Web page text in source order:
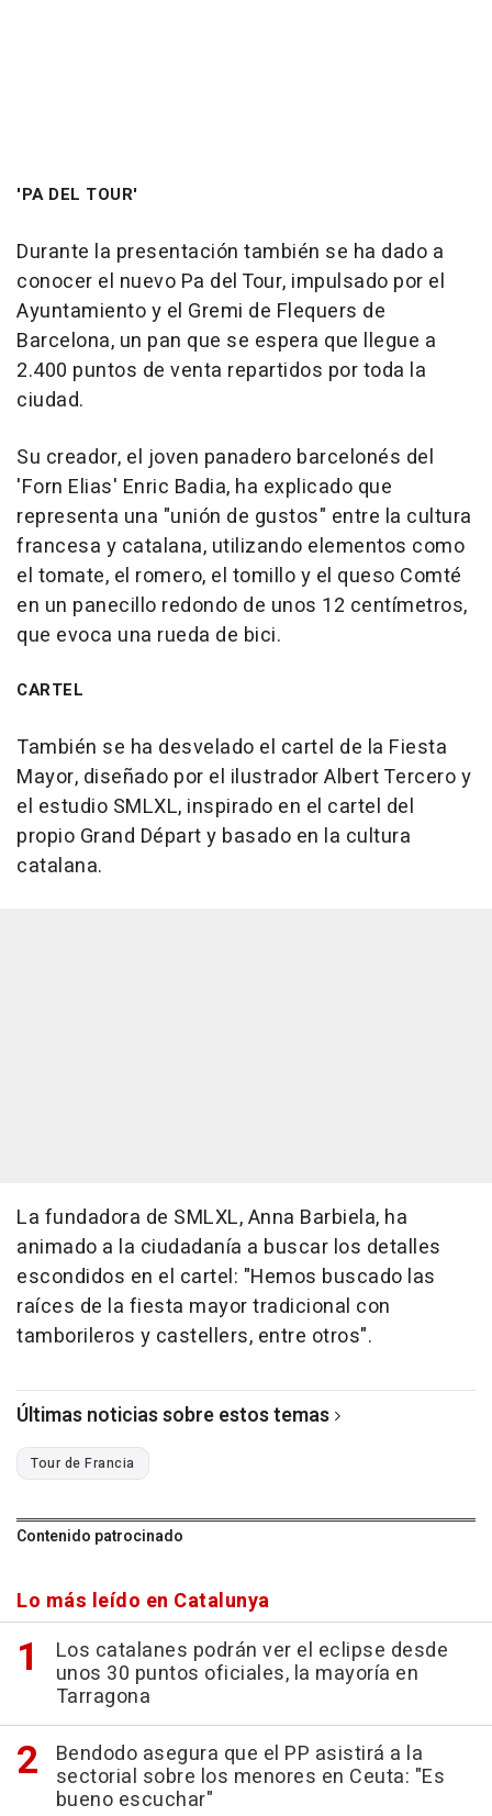
'PA DEL TOUR'
Durante la presentación también se ha dado a
conocer el nuevo Pa del Tour, impulsado por el
Ayuntamiento y el Gremi de Flequers de
Barcelona, un pan que se espera que llegue a
2.400 puntos de venta repartidos por toda la
ciudad.
Su creador, el joven panadero barcelonés del
'Forn Elias' Enric Badia, ha explicado que
representa una "unión de gustos" entre la cultura
francesa y catalana, utilizando elementos como
el tomate, el romero, el tomillo y el queso Comté
en un panecillo redondo de unos 12 centímetros,
que evoca una rueda de bici.
CARTEL
También se ha desvelado el cartel de la Fiesta
Mayor, diseñado por el ilustrador Albert Tercero y
el estudio SMLXL, inspirado en el cartel del
propio Grand Départ y basado en la cultura
catalana.
La fundadora de SMLXL, Anna Barbiela, ha
animado a la ciudadanía a buscar los detalles
escondidos en el cartel: "Hemos buscado las
raíces de la fiesta mayor tradicional con
tamborileros y castellers, entre otros".
Últimas noticias sobre estos temas
Tour de Francia
Contenido patrocinado
Lo más leído en Catalunya
Los catalanes podrán ver el eclipse desde
unos 30 puntos oficiales, la mayoría en
Tarragona
Bendodo asegura que el PP asistirá a la
sectorial sobre los menores en Ceuta: "Es
bueno escuchar"